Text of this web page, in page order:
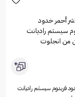
فريدوم سيستم راديانت